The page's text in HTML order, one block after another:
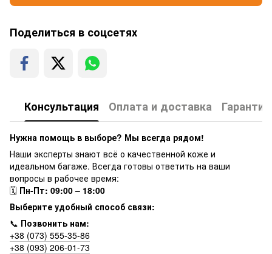
Поделиться в соцсетях
Консультация Оплата и доставка Гарантия
Нужна помощь в выборе? Мы всегда рядом!
Наши эксперты знают всё о качественной коже и
идеальном багаже. Всегда готовы ответить на ваши
вопросы в рабочее время:
🗓 Пн-Пт: 09:00 – 18:00
Выберите удобный способ связи:
📞 Позвонить нам:
+38 (073) 555-35-86
+38 (093) 206-01-73